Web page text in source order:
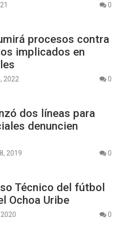
0
procesos contra
implicados en
2022 0
dos líneas para
denuncien
2019 0
Técnico del fútbol
Ochoa Uribe
0